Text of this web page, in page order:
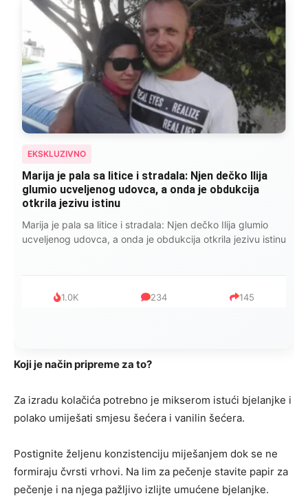
EKSKLUZIVNO
Kad se Marin suprug razbolio ona ga kupala,
pelene mu mijenjala: Jedno jutro je poslao po
čokoladu..
Kad se Marin suprug razbolio ona ga kupala, pelene mu
mijenjala: Jedno jutro je poslao po čokoladu..
999 321 234
Koji je način pripreme za to?
Za izradu kolačića potrebno je mikserom istući bjelanjke i
polako umiješati smjesu šećera i vanilin šećera.
Postignite željenu konzistenciju miješanjem dok se ne
formiraju čvrsti vrhovi. Na lim za pečenje stavite papir za
pečenje i na njega pažljivo izlijte umućene bjelanjke.